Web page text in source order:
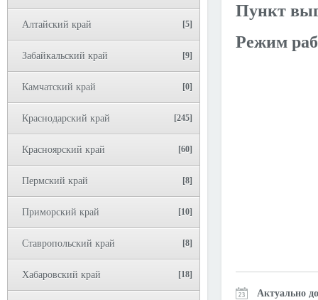
Алтайский край [5]
Забайкальский край [9]
Камчатский край [0]
Краснодарский край [245]
Красноярский край [60]
Пермский край [8]
Приморский край [10]
Ставропольский край [8]
Хабаровский край [18]
Пункт
Режим
Актуально